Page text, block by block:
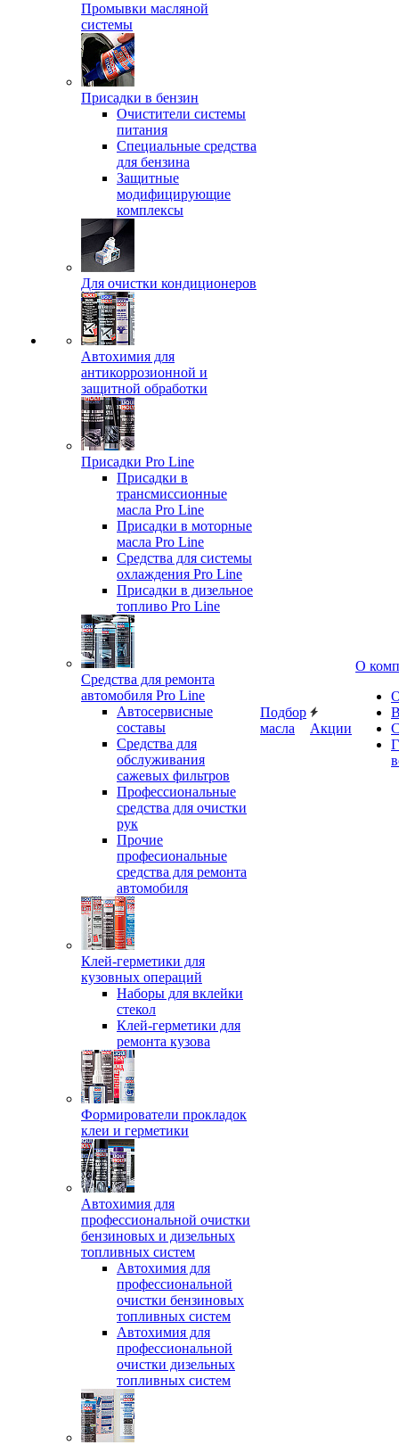
Промывки масляной
системы
Присадки в бензин
Очистители системы
питания
Специальные срeдства
для бензина
Защитные
модифицирующие
комплексы
Для очистки кондиционеров
Автохимия для
антикоррозионной и
защитной обработки
Присадки Pro Line
Присадки в
трансмиссионные
масла Pro Line
Присадки в моторные
масла Pro Line
Средства для системы
охлаждения Pro Line
Присадки в дизельное
топливо Pro Line
Средства для ремонта
автомобиля Pro Line
Автосервисные
составы
Средства для
обслуживания
сажевых фильтров
Профессиональные
средства для очистки
рук
Прочие
професиональные
средства для ремонта
автомобиля
Клей-герметики для
кузовных операций
Наборы для вклейки
стекол
Клей-герметики для
ремонта кузова
Формирователи прокладок
клеи и герметики
Автохимия для
профессиональной очистки
бензиновых и дизельных
топливных систем
Автохимия для
профессиональной
очистки бензиновых
топливных систем
Автохимия для
профессиональной
очистки дизельных
топливных систем
Подбор
масла
Акции
О